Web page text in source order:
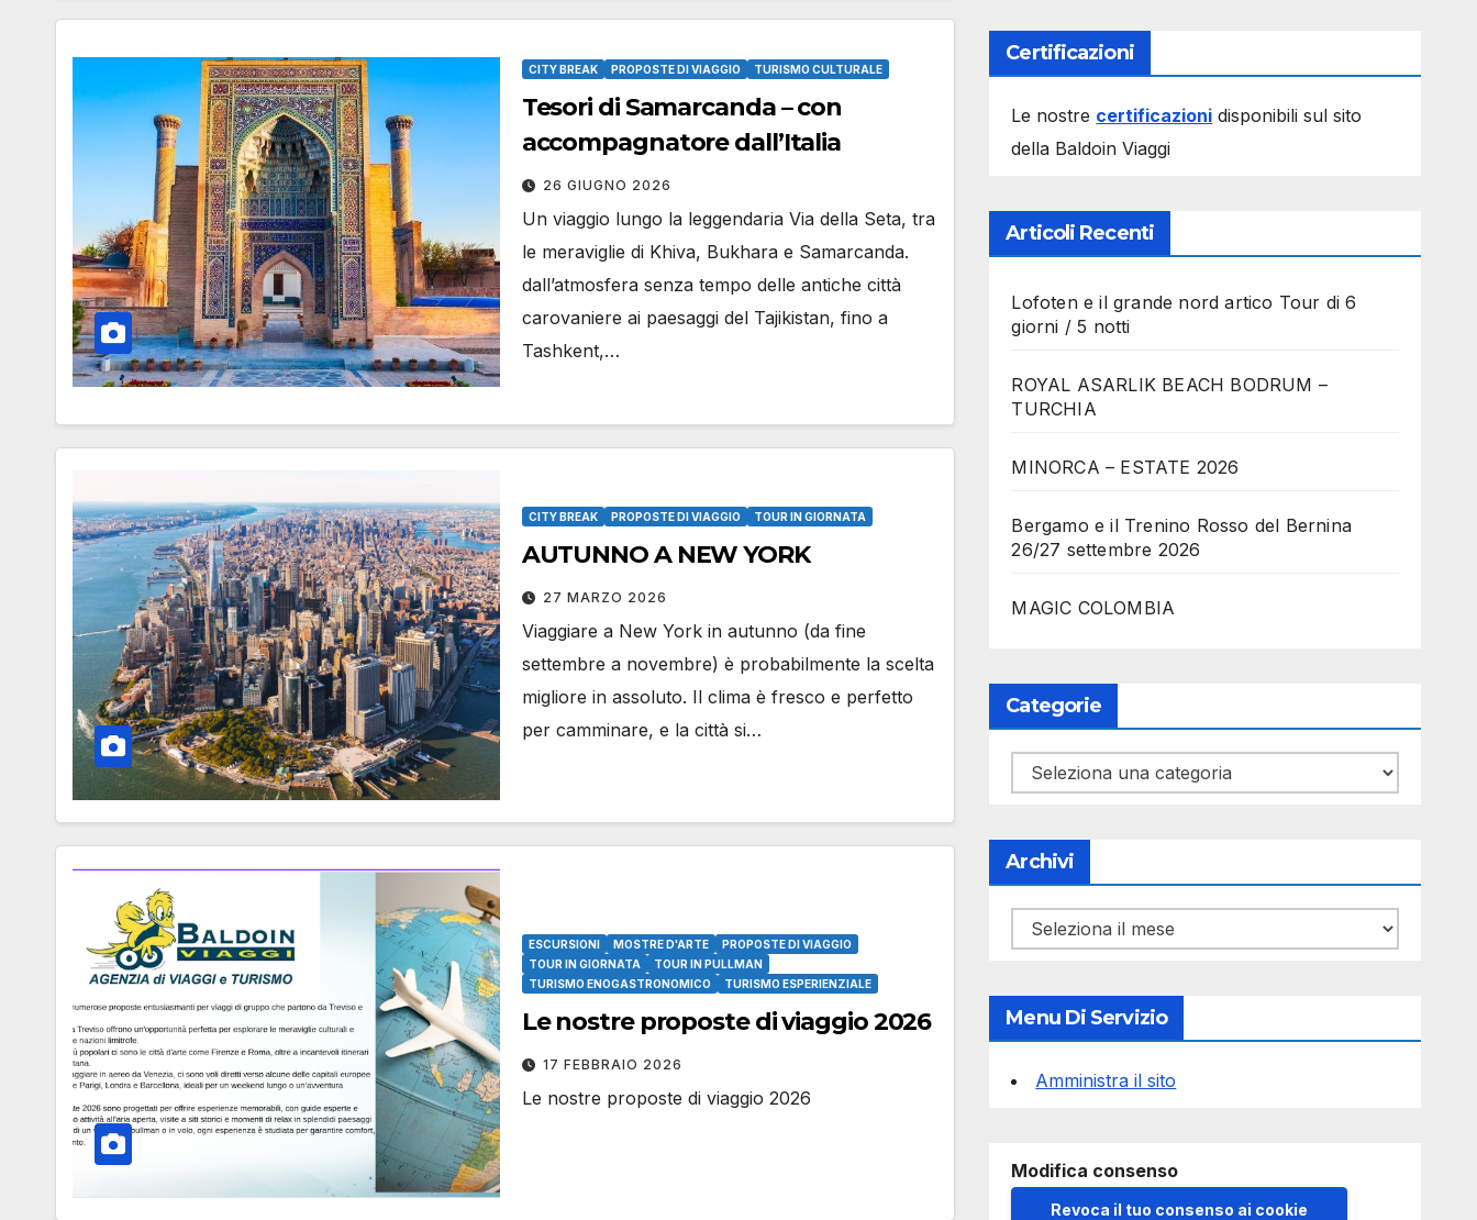
CITY BREAK PROPOSTE DI VIAGGIO TURISMO CULTURALE
Tesori di Samarcanda – con
accompagnatore dall’Italia
26 GIUGNO 2026
Un viaggio lungo la leggendaria Via della Seta, tra
le meraviglie di Khiva, Bukhara e Samarcanda.
dall’atmosfera senza tempo delle antiche città
carovaniere ai paesaggi del Tajikistan, fino a
Tashkent,…
CITY BREAK PROPOSTE DI VIAGGIO TOUR IN GIORNATA
AUTUNNO A NEW YORK
27 MARZO 2026
Viaggiare a New York in autunno (da fine
settembre a novembre) è probabilmente la scelta
migliore in assoluto. Il clima è fresco e perfetto
per camminare, e la città si…
ESCURSIONI MOSTRE D'ARTE
PROPOSTE DI VIAGGIO
TOUR IN GIORNATA
TOUR IN PULLMAN
TURISMO ENOGASTRONOMICO
TURISMO ESPERIENZIALE
Le nostre proposte di viaggio 2026
17 FEBBRAIO 2026
Le nostre proposte di viaggio 2026
Certificazioni
Le nostre certificazioni disponibili sul sito
della Baldoin Viaggi
Articoli Recenti
Lofoten e il grande nord artico Tour di 6
giorni / 5 notti
ROYAL ASARLIK BEACH BODRUM –
TURCHIA
MINORCA – ESTATE 2026
Bergamo e il Trenino Rosso del Bernina
26/27 settembre 2026
MAGIC COLOMBIA
Categorie
Categorie
Archivi
Archivi
Menu Di Servizio
Amministra il sito
Modifica consenso
Revoca il tuo consenso ai cookie